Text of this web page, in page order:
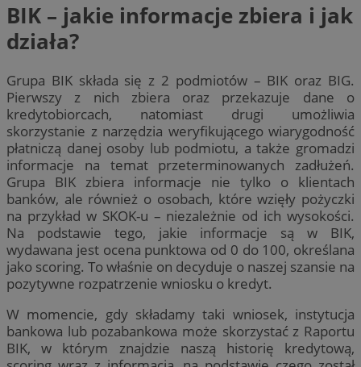
BIK – jakie informacje zbiera i jak
działa?
Grupa BIK składa się z 2 podmiotów – BIK oraz BIG.
Pierwszy z nich zbiera oraz przekazuje dane o
kredytobiorcach, natomiast drugi umożliwia
skorzystanie z narzędzia weryfikującego wiarygodność
płatniczą danej osoby lub podmiotu, a także gromadzi
informacje na temat przeterminowanych zadłużeń.
Grupa BIK zbiera informacje nie tylko o klientach
banków, ale również o osobach, które wzięły pożyczki
na przykład w SKOK-u – niezależnie od ich wysokości.
Na podstawie tego, jakie informacje są w BIK,
wydawana jest ocena punktowa od 0 do 100, określana
jako scoring. To właśnie on decyduje o naszej szansie na
pozytywne rozpatrzenie wniosku o kredyt.
W momencie, gdy składamy taki wniosek, instytucja
bankowa lub pozabankowa może skorzystać z Raportu
BIK, w którym znajdzie naszą historię kredytową,